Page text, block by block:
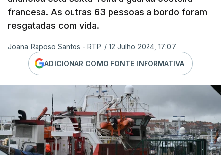
francesa. As outras 63 pessoas a bordo foram
resgatadas com vida.
Joana Raposo Santos - RTP / 12 Julho 2024, 17:07
ADICIONAR COMO FONTE INFORMATIVA